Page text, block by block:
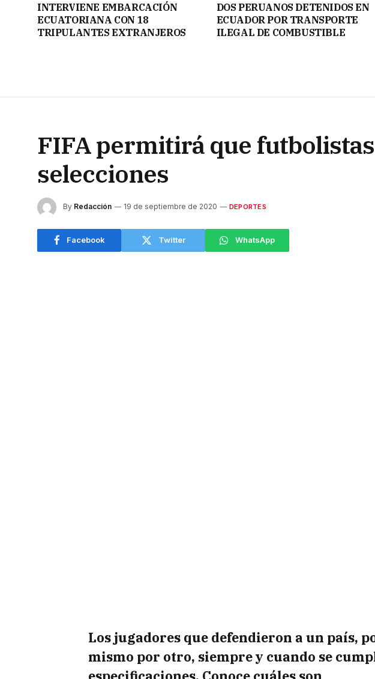
INTERVIENE EMBARCACIÓN
ECUATORIANA CON 18
TRIPULANTES EXTRANJEROS
DOS PERUANOS DETENIDOS EN
ECUADOR POR TRANSPORTE
ILEGAL DE COMBUSTIBLE
FIFA permitirá que
selecciones
By Redacción 19 de septiembre de 2020 DEPORTES
Facebook Twitter WhatsApp
Los jugadores que defendieron a un país,
mismo por otro, siempre y cuando se